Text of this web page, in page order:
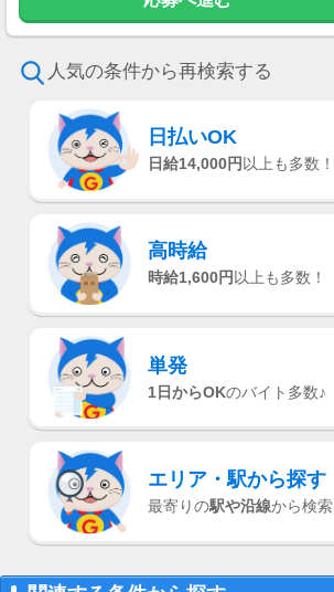
人気の条件から再検索する
日払いOK
日給14,000円 以上も多数！
高時給
時給1,600円 以上も多数！
単発
1日からOKのバイト多数♪
エリア・駅から探す
最寄りの駅や沿線から検索